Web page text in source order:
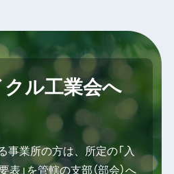
ル工業会へ
事業所の方は、所定の「入
表」を管轄の支部（部会）へ